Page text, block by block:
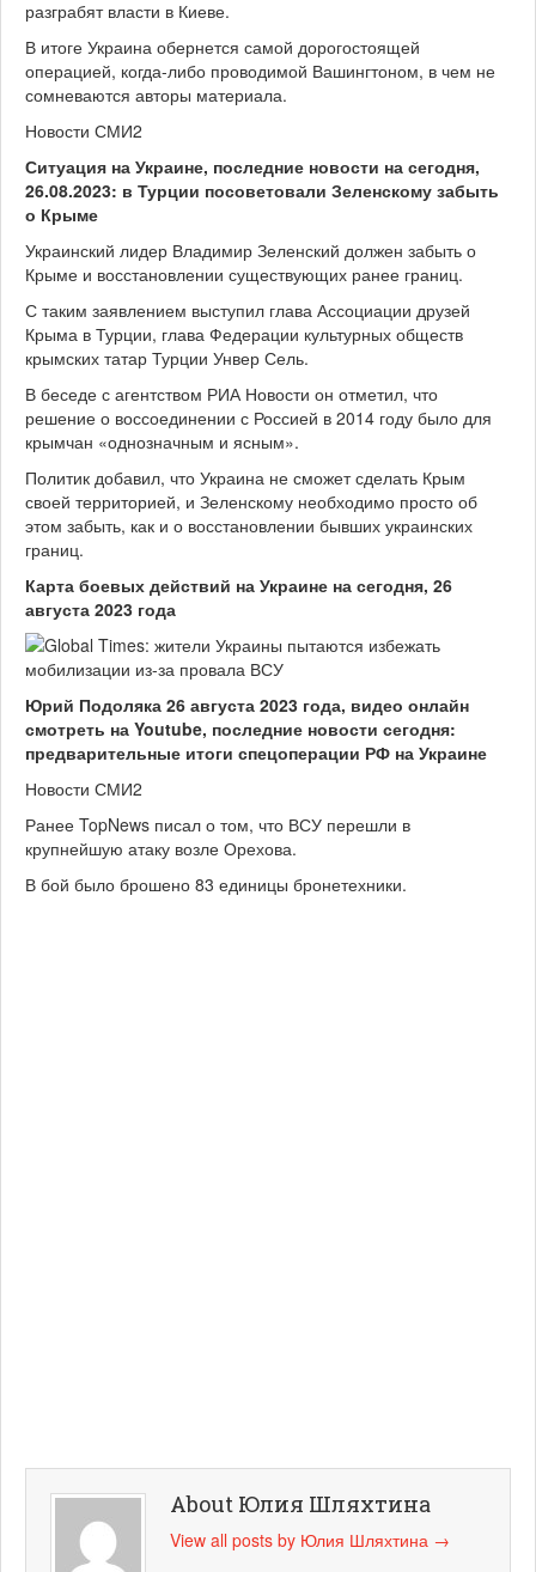
разграбят власти в Киеве.
В итоге Украина обернется самой дорогостоящей
операцией, когда-либо проводимой Вашингтоном, в чем не
сомневаются авторы материала.
Новости СМИ2
Ситуация на Украине, последние новости на сегодня,
26.08.2023: в Турции посоветовали Зеленскому забыть
о Крыме
Украинский лидер Владимир Зеленский должен забыть о
Крыме и восстановлении существующих ранее границ.
С таким заявлением выступил глава Ассоциации друзей
Крыма в Турции, глава Федерации культурных обществ
крымских татар Турции Унвер Сель.
В беседе с агентством РИА Новости он отметил, что
решение о воссоединении с Россией в 2014 году было для
крымчан «однозначным и ясным».
Политик добавил, что Украина не сможет сделать Крым
своей территорией, и Зеленскому необходимо просто об
этом забыть, как и о восстановлении бывших украинских
границ.
Карта боевых действий на Украине на сегодня, 26
августа 2023 года
Юрий Подоляка 26 августа 2023 года, видео онлайн
смотреть на Youtube, последние новости сегодня:
предварительные итоги спецоперации РФ на Украине
Новости СМИ2
Ранее TopNews писал о том, что ВСУ перешли в
крупнейшую атаку возле Орехова.
В бой было брошено 83 единицы бронетехники.
About Юлия Шляхтина
View all posts by Юлия Шляхтина →